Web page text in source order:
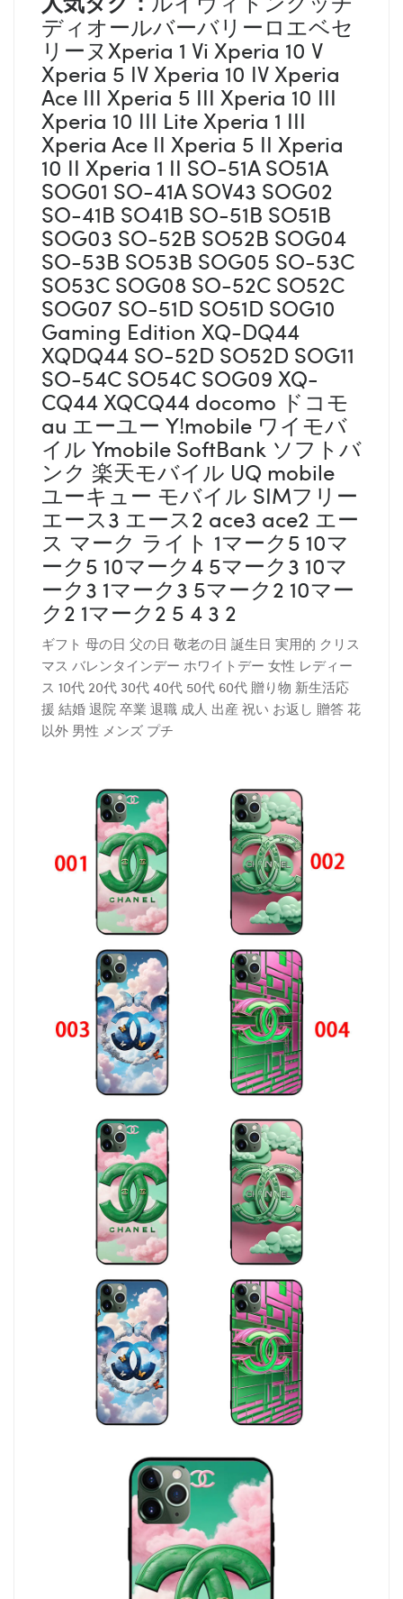
ディオールバーバリーロエベセ
リーヌXperia 1 Vi Xperia 10 V
Xperia 5 IV Xperia 10 IV Xperia
Ace III Xperia 5 III Xperia 10 III
Xperia 10 III Lite Xperia 1 III
Xperia Ace II Xperia 5 II Xperia
10 II Xperia 1 II SO-51A SO51A
SOG01 SO-41A SOV43 SOG02
SO-41B SO41B SO-51B SO51B
SOG03 SO-52B SO52B SOG04
SO-53B SO53B SOG05 SO-53C
SO53C SOG08 SO-52C SO52C
SOG07 SO-51D SO51D SOG10
Gaming Edition XQ-DQ44
XQDQ44 SO-52D SO52D SOG11
SO-54C SO54C SOG09 XQ-
CQ44 XQCQ44 docomo ドコモ
au エーユー Y!mobile ワイモバ
イル Ymobile SoftBank ソフトバ
ンク 楽天モバイル UQ mobile
ユーキュー モバイル SIMフリー
エース3 エース2 ace3 ace2 エー
ス マーク ライト 1マーク5 10マ
ーク5 10マーク4 5マーク3 10マ
ーク3 1マーク3 5マーク2 10マー
ク2 1マーク2 5 4 3 2
ギフト 母の日 父の日 敬老の日 誕生日 実用的 クリス
マス バレンタインデー ホワイトデー 女性 レディー
ス 10代 20代 30代 40代 50代 60代 贈り物 新生活応
援 結婚 退院 卒業 退職 成人 出産 祝い お返し 贈答 花
以外 男性 メンズ プチ